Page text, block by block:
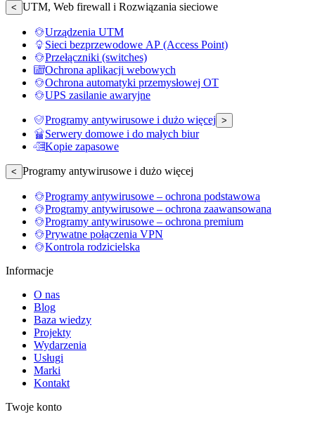
< UTM, Web firewall i Rozwiązania sieciowe
Urządzenia UTM
Sieci bezprzewodowe AP (Access Point)
Przełączniki (switches)
Ochrona aplikacji webowych
Ochrona automatyki przemysłowej OT
UPS zasilanie awaryjne
Programy antywirusowe i dużo więcej >
Serwery domowe i do małych biur
Kopie zapasowe
< Programy antywirusowe i dużo więcej
Programy antywirusowe – ochrona podstawowa
Programy antywirusowe – ochrona zaawansowana
Programy antywirusowe – ochrona premium
Prywatne połączenia VPN
Kontrola rodzicielska
Informacje
O nas
Blog
Baza wiedzy
Projekty
Wydarzenia
Usługi
Marki
Kontakt
Twoje konto